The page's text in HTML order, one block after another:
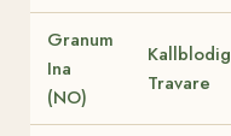
Granum
Ina
(NO)
Kallblodig
Travare